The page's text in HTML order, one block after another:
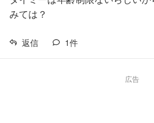
みては？
返信 1件
広告